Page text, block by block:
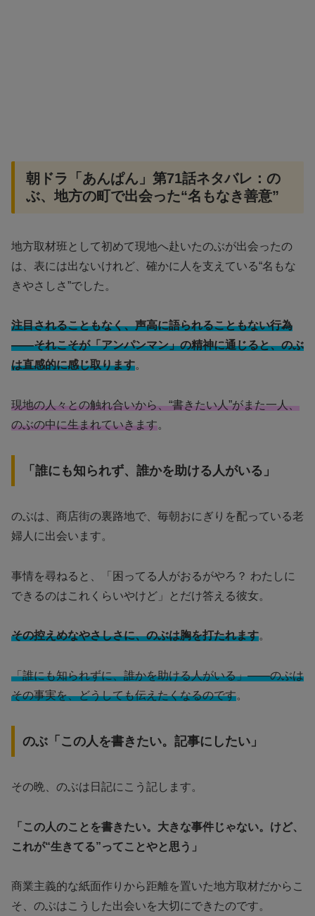
朝ドラ「あんぱん」第71話ネタバレ：の
ぶ、地方の町で出会った“名もなき善意”
地方取材班として初めて現地へ赴いたのぶが出会ったの
は、表には出ないけれど、確かに人を支えている“名もな
きやさしさ”でした。
注目されることもなく、声高に語られることもない行為
――それこそが「アンパンマン」の精神に通じると、のぶ
は直感的に感じ取ります。
現地の人々との触れ合いから、“書きたい人”がまた一人、
のぶの中に生まれていきます。
「誰にも知られず、誰かを助ける人がいる」
のぶは、商店街の裏路地で、毎朝おにぎりを配っている老
婦人に出会います。
事情を尋ねると、「困ってる人がおるがやろ？ わたしに
できるのはこれくらいやけど」とだけ答える彼女。
その控えめなやさしさに、のぶは胸を打たれます。
「誰にも知られずに、誰かを助ける人がいる」――のぶは
その事実を、どうしても伝えたくなるのです。
のぶ「この人を書きたい。記事にしたい」
その晩、のぶは日記にこう記します。
「この人のことを書きたい。大きな事件じゃない。けど、
これが“生きてる”ってことやと思う」
商業主義的な紙面作りから距離を置いた地方取材だからこ
そ、のぶはこうした出会いを大切にできたのです。